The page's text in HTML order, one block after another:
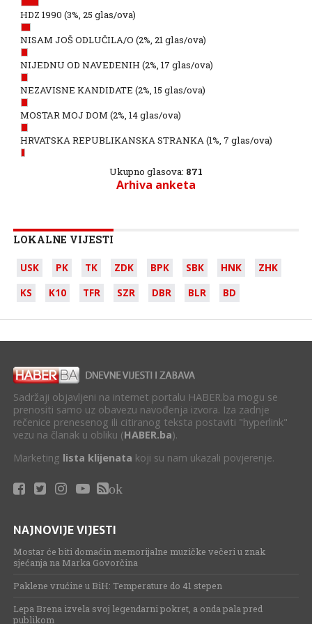
HDZ 1990 (3%, 25 glas/ova)
NISAM JOŠ ODLUČILA/O (2%, 21 glas/ova)
NIJEDNU OD NAVEDENIH (2%, 17 glas/ova)
NEZAVISNE KANDIDATE (2%, 15 glas/ova)
MOSTAR MOJ DOM (2%, 14 glas/ova)
HRVATSKA REPUBLIKANSKA STRANKA(1%, 7 glas/ova)
Ukupno glasova: 871
Arhiva anketa
LOKALNE VIJESTI
USK PK TK ZDK BPK SBK HNK
ZHK
KS
K10 TFR SZR DBR BLR BD
Sadržaji objavljeni na internet portalu HABER.ba mogu se
prenositi samo uz obavezu navođenja izvora. Iza zadnje
rečenice prenesenog ili citiranog teksta postaviti "hyperlink"
vezu na članak u obliku (HABER.ba).
Marketing lista klijenata koji su nam ukazali povjerenje.
ok
NAJNOVIJE VIJESTI
Mostar će biti domaćin memorijalne muzičke večeri u znak
sjećanja na Marka Govorčina
Paklene vrućine u BiH: Temperature do 41 stepen
Lepa Brena izvela svoj legendarni pokret, a onda pala pred
publikom